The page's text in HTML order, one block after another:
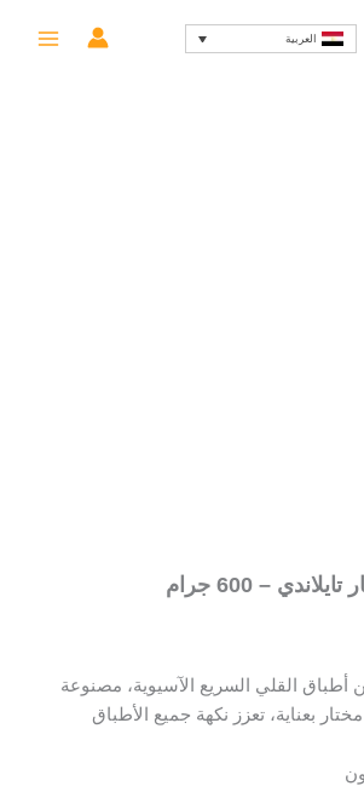
العربية
– 600 جرام
الحالي
أطباق القلي السريع الآسيوية، مصنوعة
بعناية، تعزز نكهة جميع الأطباق